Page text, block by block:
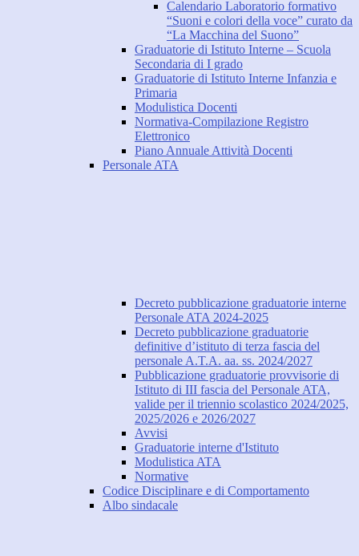
Calendario Laboratorio formativo
“Suoni e colori della voce” curato da
“La Macchina del Suono”
Graduatorie di Istituto Interne – Scuola
Secondaria di I grado
Graduatorie di Istituto Interne Infanzia e
Primaria
Modulistica Docenti
Normativa-Compilazione Registro
Elettronico
Piano Annuale Attività Docenti
Personale ATA
Decreto pubblicazione graduatorie interne
Personale ATA 2024-2025
Decreto pubblicazione graduatorie
definitive d’istituto di terza fascia del
personale A.T.A. aa. ss. 2024/2027
Pubblicazione graduatorie provvisorie di
Istituto di III fascia del Personale ATA,
valide per il triennio scolastico 2024/2025,
2025/2026 e 2026/2027
Avvisi
Graduatorie interne d'Istituto
Modulistica ATA
Normative
Codice Disciplinare e di Comportamento
Albo sindacale